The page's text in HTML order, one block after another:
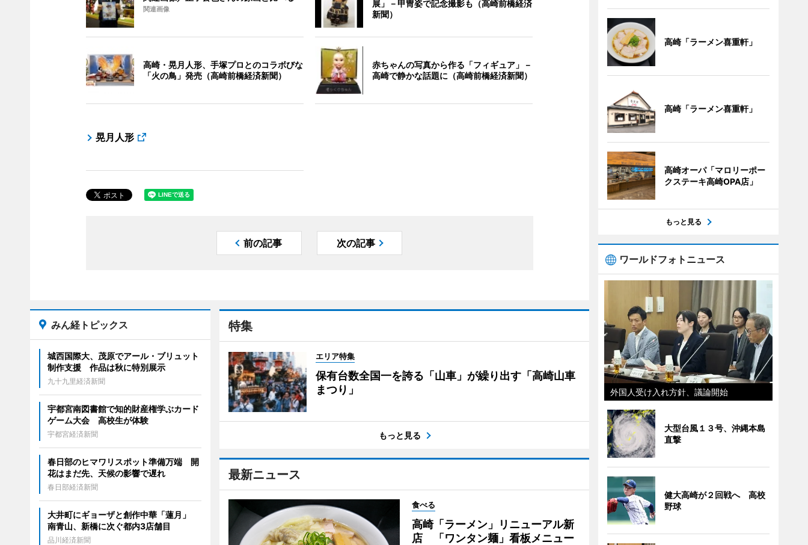
関連画像
展」－甲冑姿で記念撮影も（高崎前橋経済
新聞）
高崎・晃月人形、手塚プロとのコラボびな
「火の鳥」発売（高崎前橋経済新聞）
赤ちゃんの写真から作る「フィギュア」－
高崎で静かな話題に（高崎前橋経済新聞）
晃月人形
前の記事 次の記事
特集
エリア特集
保有台数全国一を誇る「山車」が繰り出す「高崎山車
まつり」
もっと見る
最新ニュース
食べる
高崎「ラーメン」リニューアル新
店 「ワンタン麺」看板メニュー
みん経トピックス
城西国際大、茂原でアール・ブリュット
制作支援 作品は秋に特別展示
九十九里経済新聞
宇都宮南図書館で知的財産権学ぶカード
ゲーム大会 高校生が体験
宇都宮経済新聞
春日部のヒマワリスポット準備万端 開
花はまだ先、天候の影響で遅れ
春日部経済新聞
大井町にギョーザと創作中華「蓮月」
南青山、新橋に次ぐ都内3店舗目
品川経済新聞
高崎「ラーメン喜重軒」
高崎「ラーメン喜重軒」
高崎オーパ「マロリーポー
クステーキ高崎OPA店」
もっと見る
ワールドフォトニュース
外国人受け入れ方針、議論開始
大型台風１３号、沖縄本島
直撃
健大高崎が２回戦へ 高校
野球